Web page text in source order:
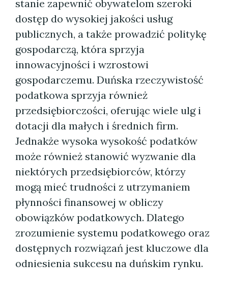
stanie zapewnić obywatelom szeroki
dostęp do wysokiej jakości usług
publicznych, a także prowadzić politykę
gospodarczą, która sprzyja
innowacyjności i wzrostowi
gospodarczemu. Duńska rzeczywistość
podatkowa sprzyja również
przedsiębiorczości, oferując wiele ulg i
dotacji dla małych i średnich firm.
Jednakże wysoka wysokość podatków
może również stanowić wyzwanie dla
niektórych przedsiębiorców, którzy
mogą mieć trudności z utrzymaniem
płynności finansowej w obliczy
obowiązków podatkowych. Dlatego
zrozumienie systemu podatkowego oraz
dostępnych rozwiązań jest kluczowe dla
odniesienia sukcesu na duńskim rynku.